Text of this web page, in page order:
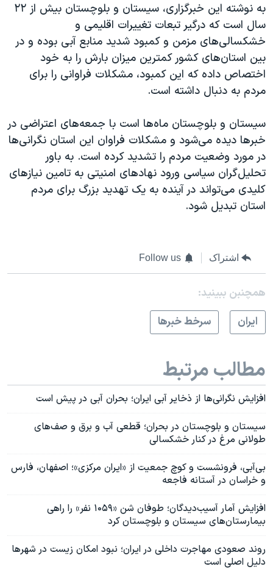
به نوشته این خبرگزاری، سیستان و بلوچستان بیش‌ از ۲۲
سال است که درگیر تبعات تغییرات اقلیمی و
خشکسالی‌های مزمن و کمبود شدید منابع آبی بوده و در
بین استان‌های کشور کمترین میزان بارش‌ را به خود
اختصاص داده که این کمبود، مشکلات فراوانی را برای
مردم به دنبال داشته است.
سیستان و بلوچستان ماه‌ها است با جمعه‌های اعتراضی در
خبرها دیده می‌شود و مشکلات فراوان این استان نگرانی‌ها
در مورد وضعیت مردم را تشدید کرده است. به باور
تحلیل‌گران سیاسی ورود نهادهای امنیتی به تامین نیازهای
کلیدی می‌تواند در آینده به یک تهدید بزرگ برای مردم
استان تبدیل شود.
اشتراک Follow us
همچنبن ببینید:
ايران
سرخط خبرها
مطالب مرتبط
افزایش نگرانی‌ها از ذخایر آبی ایران؛ بحران آبی در پیش است
سیستان و بلوچستان در بحران؛ قطعی آب و برق و صف‌های
طولانی مرغ در کنار خشکسالی
بی‌آبی، فرونشست و کوچ جمعیت از «ایران مرکزی»؛ اصفهان، فارس
و خراسان در آستانه فاجعه
افزایش آمار آسیب‌دیدگان؛ طوفان شن «۱۰۵۹ نفر» را راهی
بیمارستان‌های سیستان و بلوچستان کرد
روند صعودی مهاجرت داخلی در ایران؛ نبود امکان زیست در شهرها
دلیل اصلی است